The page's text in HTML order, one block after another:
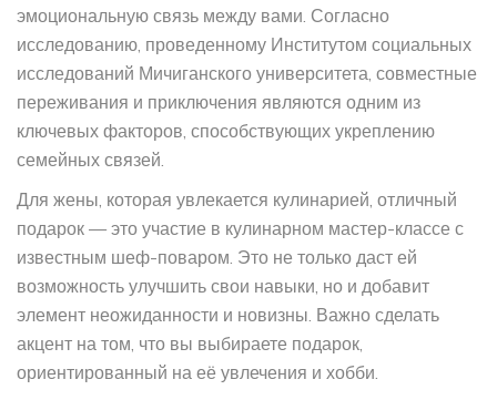
эмоциональную связь между вами. Согласно
исследованию, проведенному Институтом социальных
исследований Мичиганского университета, совместные
переживания и приключения являются одним из
ключевых факторов, способствующих укреплению
семейных связей.
Для жены, которая увлекается кулинарией, отличный
подарок — это участие в кулинарном мастер-классе с
известным шеф-поваром. Это не только даст ей
возможность улучшить свои навыки, но и добавит
элемент неожиданности и новизны. Важно сделать
акцент на том, что вы выбираете подарок,
ориентированный на её увлечения и хобби.